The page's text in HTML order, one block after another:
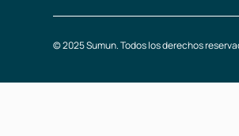
© 2025 Sumun. Todos los derechos